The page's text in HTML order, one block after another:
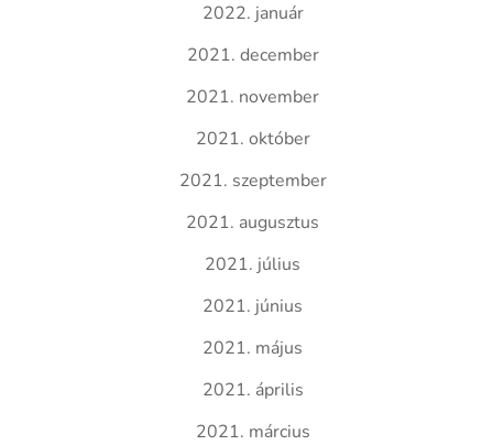
2022. január
2021. december
2021. november
2021. október
2021. szeptember
2021. augusztus
2021. július
2021. június
2021. május
2021. április
2021. március